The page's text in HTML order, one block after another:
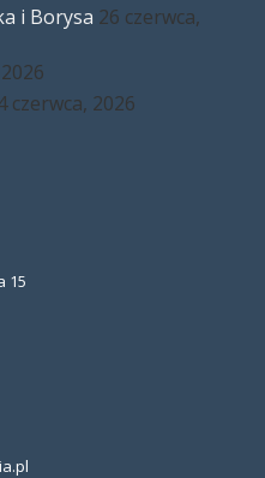
i Borysa 26 czerwca,
czerwca, 2026
15